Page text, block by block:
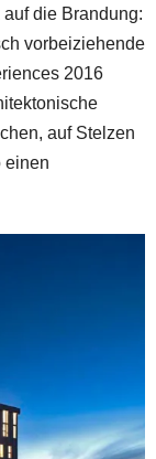
die Brandung:
vorbeiziehende
2016
auf Stelzen
einen